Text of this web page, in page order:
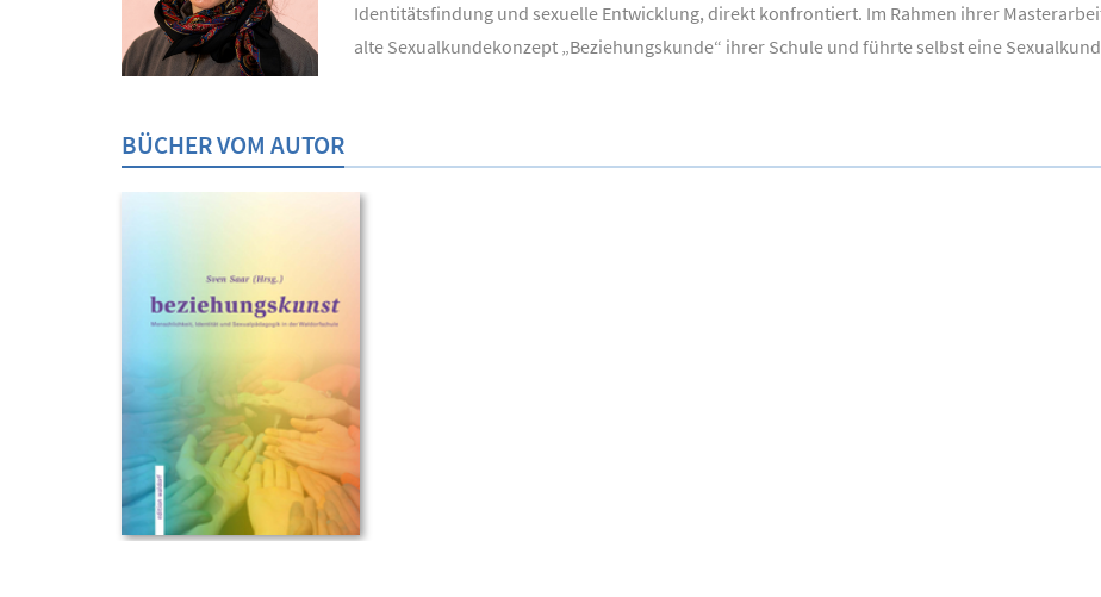
Identitätsfindung und sexuelle Entwicklung, direkt konfrontiert. Im Rahmen ihrer
alte Sexualkundekonzept „Beziehungskunde“ ihrer Schule und führte selbst eine
BÜCHER VOM AUTOR